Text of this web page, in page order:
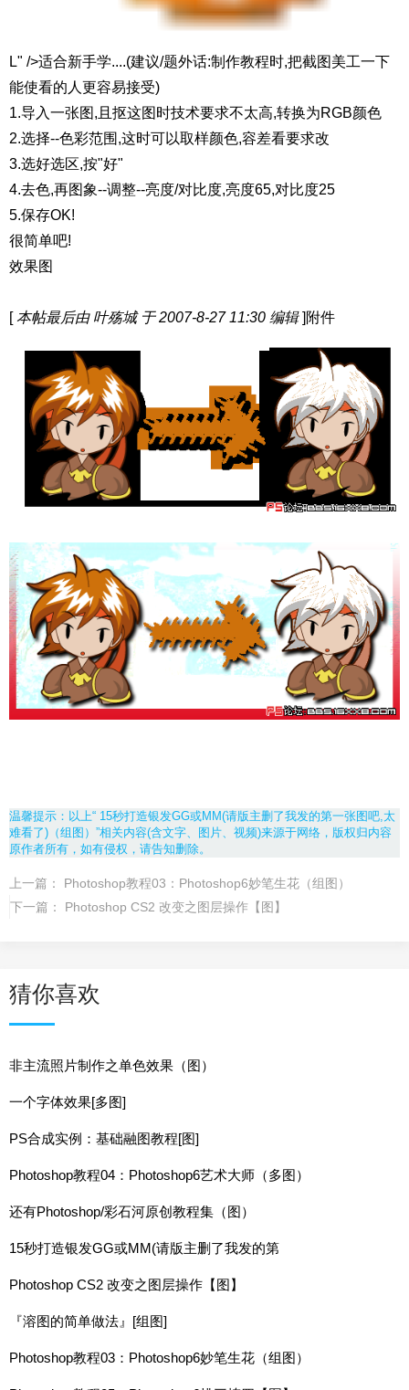
L" />适合新手学....(建议/题外话:制作教程时,把截图美工一下
能使看的人更容易接受)
1.导入一张图,且抠这图时技术要求不太高,转换为RGB颜色
2.选择--色彩范围,这时可以取样颜色,容差看要求改
3.选好选区,按"好"
4.去色,再图象--调整--亮度/对比度,亮度65,对比度25
5.保存OK!
很简单吧!
效果图
[本帖最后由 叶殇城 于 2007-8-27 11:30 编辑]附件
温馨提示：以上“ 15秒打造银发GG或MM(请版主删了我发的第一张图吧,太
难看了)（组图）”相关内容(含文字、图片、视频)来源于网络，版权归内容
原作者所有，如有侵权，请告知删除。
上一篇：
Photoshop教程03：Photoshop6妙笔生花（组图）
下一篇：
Photoshop CS2 改变之图层操作【图】
猜你喜欢
非主流照片制作之单色效果（图）
一个字体效果[多图]
PS合成实例：基础融图教程[图]
Photoshop教程04：Photoshop6艺术大师（多图）
还有Photoshop/彩石河原创教程集（图）
15秒打造银发GG或MM(请版主删了我发的第
Photoshop CS2 改变之图层操作【图】
『溶图的简单做法』[组图]
Photoshop教程03：Photoshop6妙笔生花（组图）